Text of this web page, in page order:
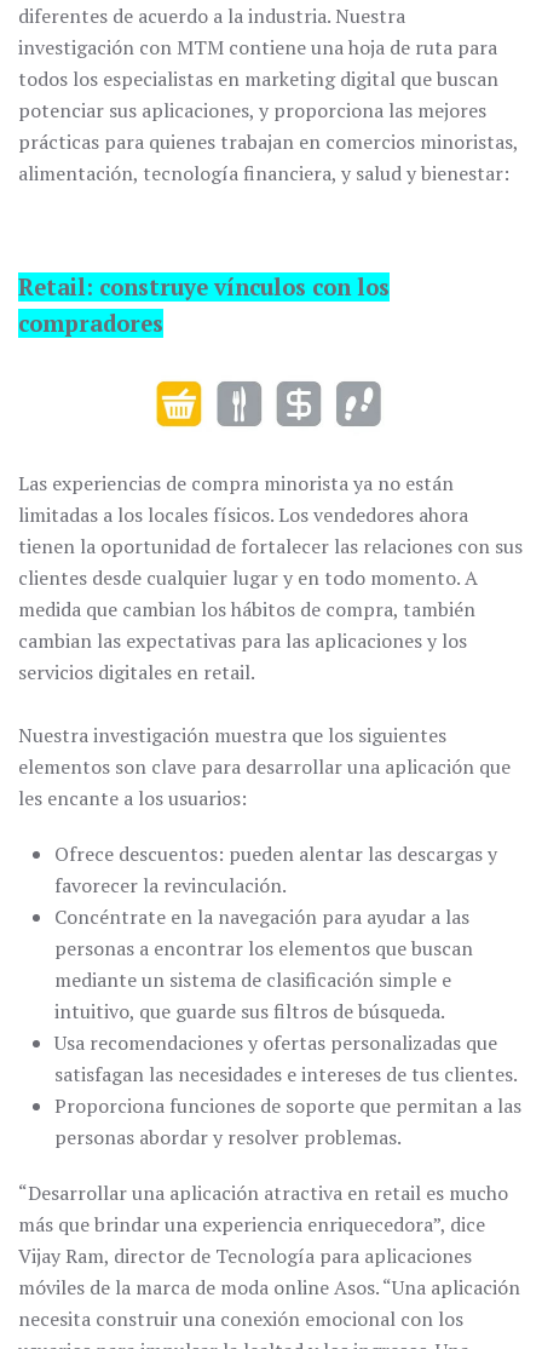
diferentes de acuerdo a la industria. Nuestra
investigación con MTM contiene una hoja de ruta para
todos los especialistas en marketing digital que buscan
potenciar sus aplicaciones, y proporciona las mejores
prácticas para quienes trabajan en comercios minoristas,
alimentación, tecnología financiera, y salud y bienestar:
Retail: construye vínculos con los
compradores
Las experiencias de compra minorista ya no están
limitadas a los locales físicos. Los vendedores ahora
tienen la oportunidad de fortalecer las relaciones con sus
clientes desde cualquier lugar y en todo momento. A
medida que cambian los hábitos de compra, también
cambian las expectativas para las aplicaciones y los
servicios digitales en retail.
Nuestra investigación muestra que los siguientes
elementos son clave para desarrollar una aplicación que
les encante a los usuarios:
Ofrece descuentos: pueden alentar las descargas y
favorecer la revinculación.
Concéntrate en la navegación para ayudar a las
personas a encontrar los elementos que buscan
mediante un sistema de clasificación simple e
intuitivo, que guarde sus filtros de búsqueda.
Usa recomendaciones y ofertas personalizadas que
satisfagan las necesidades e intereses de tus clientes.
Proporciona funciones de soporte que permitan a las
personas abordar y resolver problemas.
“Desarrollar una aplicación atractiva en retail es mucho
más que brindar una experiencia enriquecedora”, dice
Vijay Ram, director de Tecnología para aplicaciones
móviles de la marca de moda online Asos. “Una aplicación
necesita construir una conexión emocional con los